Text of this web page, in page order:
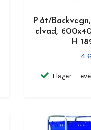
Plåt/
alvad,
H
4
I lager -